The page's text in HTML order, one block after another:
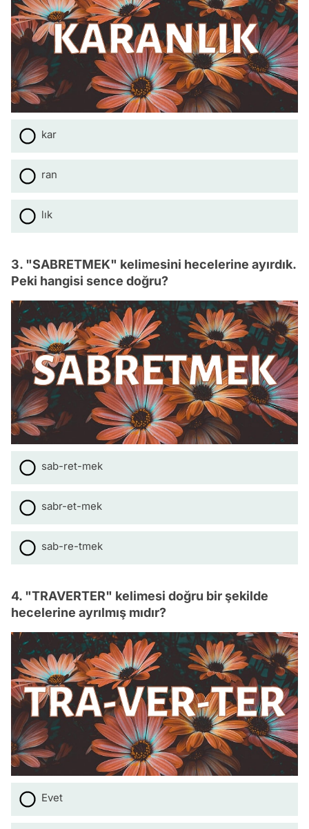
kar
ran
lık
3. "SABRETMEK" kelimesini hecelerine ayırdık.
Peki hangisi sence doğru?
sab-ret-mek
sabr-et-mek
sab-re-tmek
4. "TRAVERTER" kelimesi doğru bir şekilde
hecelerine ayrılmış mıdır?
Evet